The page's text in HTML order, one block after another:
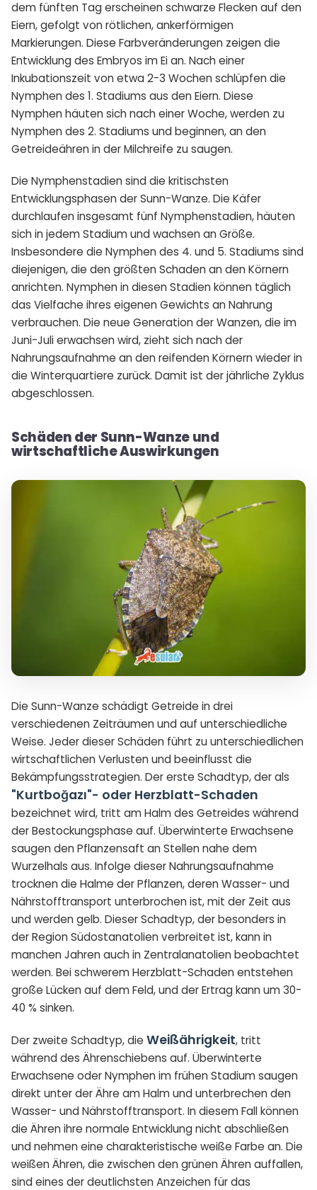
dem fünften Tag erscheinen schwarze Flecken auf den
Eiern, gefolgt von rötlichen, ankerförmigen
Markierungen. Diese Farbveränderungen zeigen die
Entwicklung des Embryos im Ei an. Nach einer
Inkubationszeit von etwa 2-3 Wochen schlüpfen die
Nymphen des 1. Stadiums aus den Eiern. Diese
Nymphen häuten sich nach einer Woche, werden zu
Nymphen des 2. Stadiums und beginnen, an den
Getreideähren in der Milchreife zu saugen.
Die Nymphenstadien sind die kritischsten
Entwicklungsphasen der Sunn-Wanze. Die Käfer
durchlaufen insgesamt fünf Nymphenstadien, häuten
sich in jedem Stadium und wachsen an Größe.
Insbesondere die Nymphen des 4. und 5. Stadiums sind
diejenigen, die den größten Schaden an den Körnern
anrichten. Nymphen in diesen Stadien können täglich
das Vielfache ihres eigenen Gewichts an Nahrung
verbrauchen. Die neue Generation der Wanzen, die im
Juni-Juli erwachsen wird, zieht sich nach der
Nahrungsaufnahme an den reifenden Körnern wieder in
die Winterquartiere zurück. Damit ist der jährliche Zyklus
abgeschlossen.
Schäden der Sunn-Wanze und
wirtschaftliche Auswirkungen
Die Sunn-Wanze schädigt Getreide in drei
verschiedenen Zeiträumen und auf unterschiedliche
Weise. Jeder dieser Schäden führt zu unterschiedlichen
wirtschaftlichen Verlusten und beeinflusst die
Bekämpfungsstrategien. Der erste Schadtyp, der als
"Kurtboğazı"- oder Herzblatt-Schaden
bezeichnet wird, tritt am Halm des Getreides während
der Bestockungsphase auf. Überwinterte Erwachsene
saugen den Pflanzensaft an Stellen nahe dem
Wurzelhals aus. Infolge dieser Nahrungsaufnahme
trocknen die Halme der Pflanzen, deren Wasser- und
Nährstofftransport unterbrochen ist, mit der Zeit aus
und werden gelb. Dieser Schadtyp, der besonders in
der Region Südostanatolien verbreitet ist, kann in
manchen Jahren auch in Zentralanatolien beobachtet
werden. Bei schwerem Herzblatt-Schaden entstehen
große Lücken auf dem Feld, und der Ertrag kann um 30-
40 % sinken.
Der zweite Schadtyp, die Weißährigkeit, tritt
während des Ährenschiebens auf. Überwinterte
Erwachsene oder Nymphen im frühen Stadium saugen
direkt unter der Ähre am Halm und unterbrechen den
Wasser- und Nährstofftransport. In diesem Fall können
die Ähren ihre normale Entwicklung nicht abschließen
und nehmen eine charakteristische weiße Farbe an. Die
weißen Ähren, die zwischen den grünen Ähren auffallen,
sind eines der deutlichsten Anzeichen für das